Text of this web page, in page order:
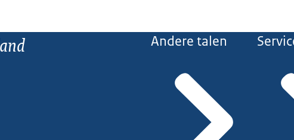
Andere talen